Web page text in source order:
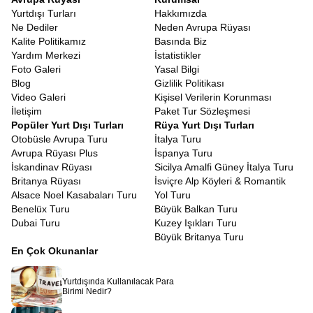
kılmak amacıyla titizlikle hazırlanmıştır.
İspanya Turu Fırsatları
Yurt dışı seyahatlerinin en düşündürücü kısmı şüphesiz vize
süreçleridir. Ancak bir tur programına dahil olmak, bu süreci
bireysel başvurulara göre daha öngörülebilir kılar.
Başvurusu
ile yapıldığında, konsolosluklar seyahat
amacınızın, konaklamanızın ve ulaşımınızın garanti altında
olduğunu görür. Avrupa Rüyası olarak, vize başvuru sürecinizde
size rehberlik ediyoruz. Gerekli evrakların düzenlenmesi, randevu
süreçleri ve dosya hazırlığı konularında tecrübeli ekibimizle
yanınızdayız. Tur katılımcısı olmanız, seyahat planınızın net ve
belgeli olmasını sağladığı için vize başvurunuzun değerlendirilme
aşamasında olumlu bir referans teşkil eder.
Vize maliyetleri, seyahat bütçesinin önemli bir kalemidir ve
bu ücretler konsolosluklar tarafından belirlenir.
İspanya turistik vize ücret
tutarları, yetişkinler ve çocuklar
için farklılık gösterebilir ve zaman zaman güncellenebilir.
Bu ücret, vize harcı ve aracı kurum hizmet bedelini kapsar.
Avrupa Rüyası olarak, tur ücretinin dışında kalan bu
kalemi, başvuru aşamasında size net bir şekilde
bildiriyoruz.
Vize ücretinin ödenmesi, seyahat sigortasının yapılması
gibi bürokratik detaylarda kaybolmanıza izin vermeden,
Yurtdışı Turları
Ne Dediler
Kalite Politikamız
Yardım Merkezi
Foto Galeri
Blog
Video Galeri
İletişim
Hakkımızda
Neden Avrupa Rüyası
Basında Biz
İstatistikler
Yasal Bilgi
Gizlilik Politikası
Kişisel Verilerin Korunması
Paket Tur Sözleşmesi
Popüler Yurt Dışı Turları
Otobüsle Avrupa Turu
Avrupa Rüyası Plus
İskandinav Rüyası
Britanya Rüyası
Alsace Noel Kasabaları Turu
Benelüx Turu
Dubai Turu
Rüya Yurt Dışı Turları
İtalya Turu
İspanya Turu
Sicilya Amalfi Güney İtalya Turu
İsviçre Alp Köyleri & Romantik
Yol Turu
Büyük Balkan Turu
Kuzey Işıkları Turu
Büyük Britanya Turu
En Çok Okunanlar
Yurtdışında Kullanılacak Para
Birimi Nedir?